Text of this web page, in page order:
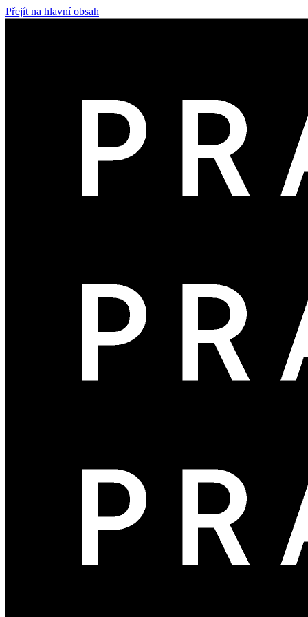
Přejít na hlavní obsah